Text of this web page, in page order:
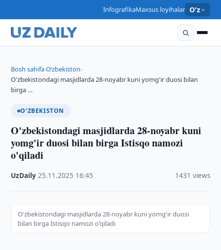
InfografikaMaxsus loyihalar O'z
Bosh sahifa›O‘zbekiston›
O'zbekistondagi masjidlarda 28-noyabr kuni yomg'ir duosi bilan
birga …
O‘ZBEKISTON
O'zbekistondagi masjidlarda 28-noyabr kuni
yomg'ir duosi bilan birga Istisqo namozi
o'qiladi
UzDaily ·25.11.2025 16:45 1431 views
O'zbekistondagi masjidlarda 28-noyabr kuni yomg'ir duosi
bilan birga Istisqo namozi o'qiladi